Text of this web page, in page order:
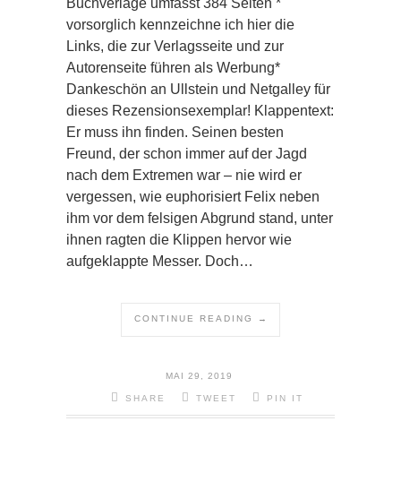
vorsorglich kennzeichne ich hier die
Links, die zur Verlagsseite und zur
Autorenseite führen als Werbung*
Dankeschön an Ullstein und Netgalley für
dieses Rezensionsexemplar! Klappentext:
Er muss ihn finden. Seinen besten
Freund, der schon immer auf der Jagd
nach dem Extremen war – nie wird er
vergessen, wie euphorisiert Felix neben
ihm vor dem felsigen Abgrund stand, unter
ihnen ragten die Klippen hervor wie
aufgeklappte Messer. Doch…
CONTINUE READING →
MAI 29, 2019
SHARE TWEET PIN IT